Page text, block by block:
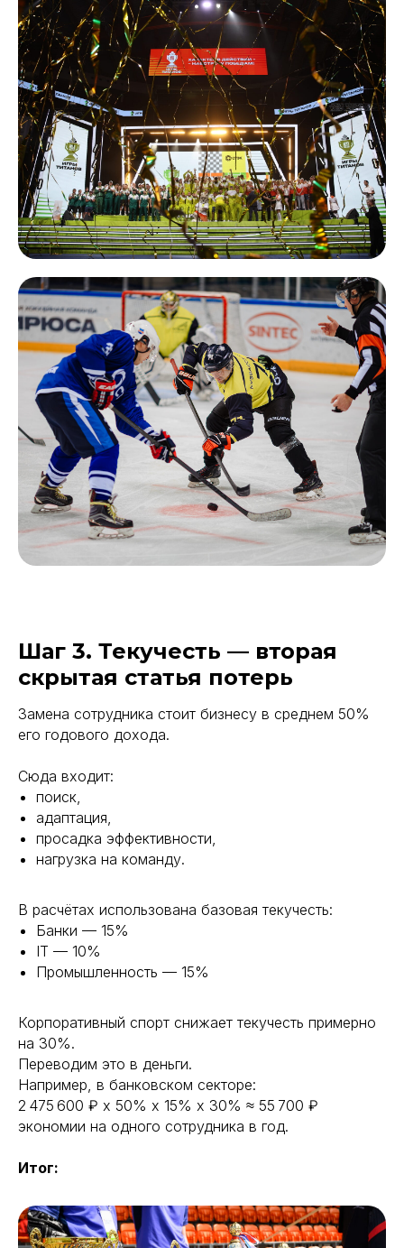
Шаг 3. Текучесть — вторая
скрытая статья потерь
Замена сотрудника стоит бизнесу в среднем 50%
его годового дохода.
Сюда входит:
поиск,
адаптация,
просадка эффективности,
нагрузка на команду.
В расчётах использована базовая текучесть:
Банки — 15%
IT — 10%
Промышленность — 15%
Корпоративный спорт снижает текучесть примерно
на 30%.
Переводим это в деньги.
Например, в банковском секторе:
2 475 600 ₽ x 50% x 15% x 30% ≈ 55 700 ₽
экономии на одного сотрудника в год.
Итог: